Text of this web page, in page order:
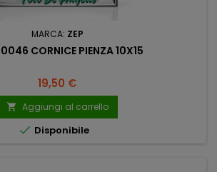
MARCA: ZEP
CORNICE PIENZA 10X15
Prezzo
19,50 €
 Aggiungi al carrello
 Disponibile